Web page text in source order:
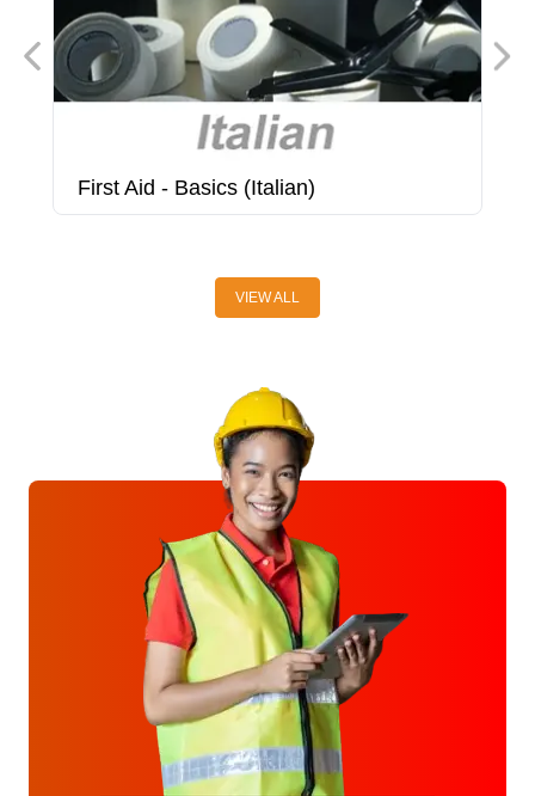
First Aid - Basics (Italian)
VIEW ALL